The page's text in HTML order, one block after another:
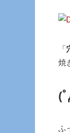
「
焼
(
ふ